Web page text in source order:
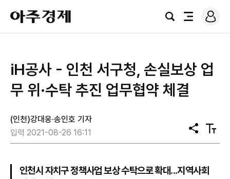
아
주
경
검
전
로
그
iH공사 - 인천 서구청, 손실보상 업
무 위·수탁 추진 업무협약 체결
(인천)강대웅·송인호 기자
입력 2021-08-26 16:11
공
유
텍
스
인천시 자치구 정책사업 보상 수탁으로 확대...지역사회